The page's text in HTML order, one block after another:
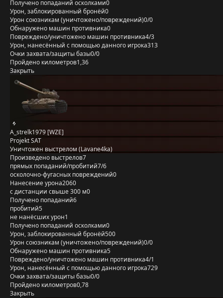
Получено попаданий осколками0
Урон, заблокированный бронёй0
Урон союзникам (уничтожено/повреждений)0/0
Обнаружено машин противника0
Повреждено/уничтожено машин противника4/3
Урон, нанесённый с помощью данного игрока313
Очки захвата/защиты базы0/0
Пройдено километров1,36
Закрыть
A_strelk1979 [WZE]
Projekt SAT
Уничтожен выстрелом (Lavane4ka)
Произведено выстрелов7
прямых попаданий/пробитий7/6
осколочно-фугасных повреждений0
Нанесение урона2060
с дистанции свыше 300 м0
Получено попаданий6
пробитий5
не нанёсших урон1
Получено попаданий осколками0
Урон, заблокированный бронёй500
Урон союзникам (уничтожено/повреждений)0/0
Обнаружено машин противника5
Повреждено/уничтожено машин противника4/1
Урон, нанесённый с помощью данного игрока729
Очки захвата/защиты базы0/0
Пройдено километров0,78
Закрыть